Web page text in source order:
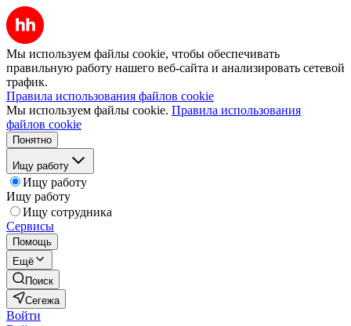
Мы используем файлы cookie, чтобы обеспечивать
правильную работу нашего веб-сайта и анализировать сетевой
трафик.
Правила использования файлов cookie
Мы используем файлы cookie. Правила использования
файлов cookie
Понятно
Ищу работу
Ищу работу
Ищу работу
Ищу сотрудника
Сервисы
Помощь
Ещё
Поиск
Сегежа
Войти